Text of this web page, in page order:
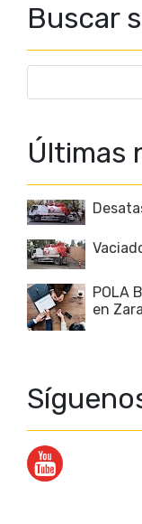
Buscar
Últimas
POLA
en